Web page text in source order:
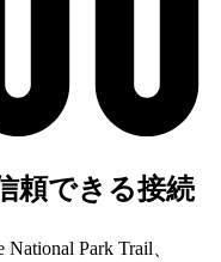
頼できる接続
Park Trail、